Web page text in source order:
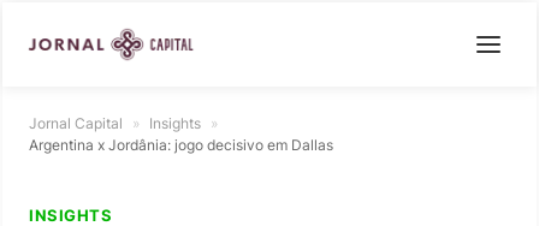
Jornal Capital » Insights »
Argentina x Jordânia: jogo decisivo em Dallas
INSIGHTS